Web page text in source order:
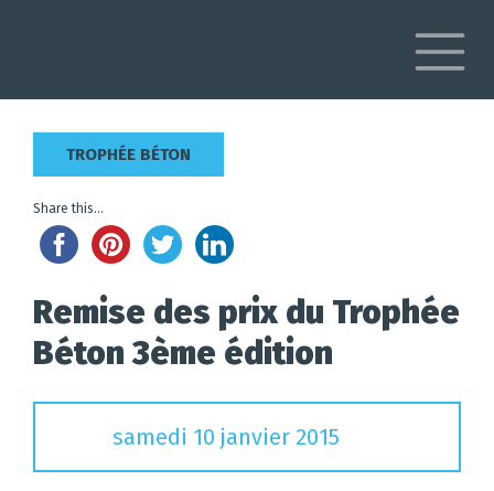
TROPHÉE BÉTON
Share this...
Remise des prix du Trophée
Béton 3ème édition
samedi 10 janvier 2015